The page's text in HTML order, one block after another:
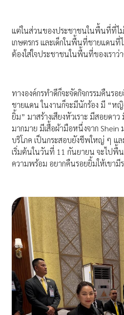
แต่ในส่วนของประชาชนในพื้นที่ที่ไ
เกษตรกร และเด็กในพื้นที่ชายแดนที่ไ
ต้องใส่ใจประชาชนในพื้นที่ของเรา
ทางองค์กรทำดีก็จะจัดกิจกรรมคืนร
ชายแดน ในงานก็จะมีนักร้อง มี “ห
ยิ้ม” มาสร้างเสียงหัวเราะ มีสอยดา
มากมาย มีเสื้อผ้ามือหนึ่งจาก Shein
บริโภค เป็นกระสอบยังชีพใหญ่ ๆ แล
เริ่มต้นในวันที่ 11 กันยายน จะไปพื้
ความพร้อม อยากคืนรอยยิ้มให้เขามี